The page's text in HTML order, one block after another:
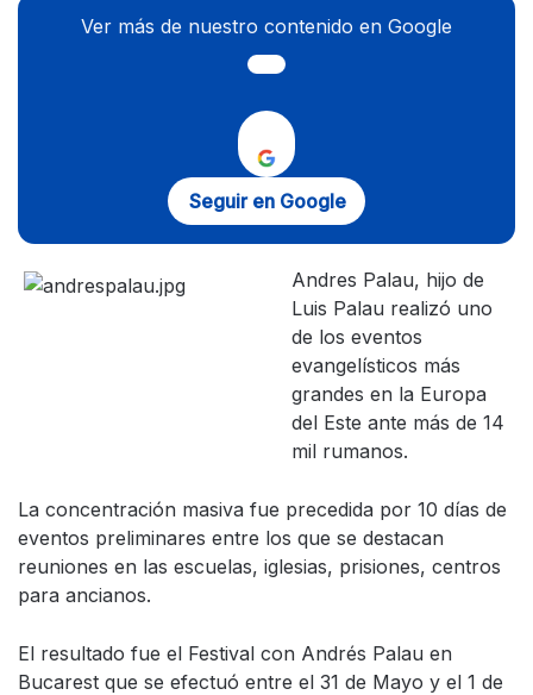
Ver más de nuestro contenido en Google
Seguir en Google
Andres Palau, hijo de
Luis Palau realizó uno
de los eventos
evangelísticos más
grandes en la Europa
del Este ante más de 14
mil rumanos.
La concentración masiva fue precedida por 10 días de
eventos preliminares entre los que se destacan
reuniones en las escuelas, iglesias, prisiones, centros
para ancianos.
El resultado fue el Festival con Andrés Palau en
Bucarest que se efectuó entre el 31 de Mayo y el 1 de